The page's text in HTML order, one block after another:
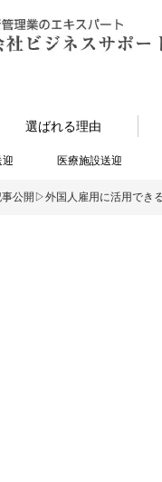
選ばれる理由
迎 医療施設送迎
公開▷外国人雇用に活用でき